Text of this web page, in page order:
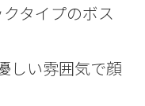
タイプのボス
しい雰囲気で顔